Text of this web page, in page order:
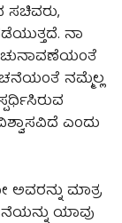
ಸಚಿವರು,
ನಾ
ಚುನಾವಣೆಯಂತೆ
ನಮ್ಮೆಲ್ಲ
ಎಂದು
ಮಾತ್ರ
ಯಾವು